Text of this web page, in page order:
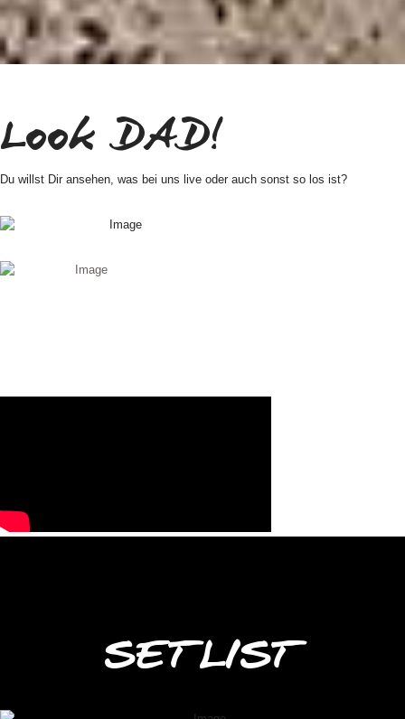
Look DAD!
Du willst Dir ansehen, was bei uns live oder auch sonst so los ist?
SETLIST